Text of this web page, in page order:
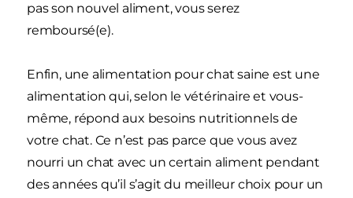
pas son nouvel aliment, vous serez
remboursé(e).
Enfin, une alimentation pour chat saine est une
alimentation qui, selon le vétérinaire et vous-
même, répond aux besoins nutritionnels de
votre chat. Ce n’est pas parce que vous avez
nourri un chat avec un certain aliment pendant
des années qu’il s’agit du meilleur choix pour un